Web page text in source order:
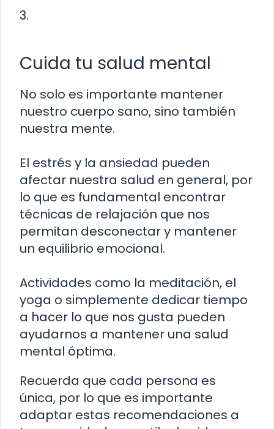
3.
Cuida tu salud mental
No solo es importante mantener
nuestro cuerpo sano, sino también
nuestra mente.
El estrés y la ansiedad pueden
afectar nuestra salud en general, por
lo que es fundamental encontrar
técnicas de relajación que nos
permitan desconectar y mantener
un equilibrio emocional.
Actividades como la meditación, el
yoga o simplemente dedicar tiempo
a hacer lo que nos gusta pueden
ayudarnos a mantener una salud
mental óptima.
Recuerda que cada persona es
única, por lo que es importante
adaptar estas recomendaciones a